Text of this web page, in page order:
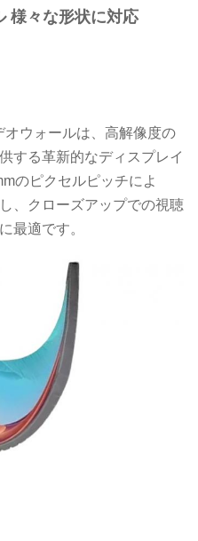
様々な形状に対応
ウォールは、高解像度の
する革新的なディスプレイ
のピクセルピッチによ
、クローズアップでの視聴
最適です。